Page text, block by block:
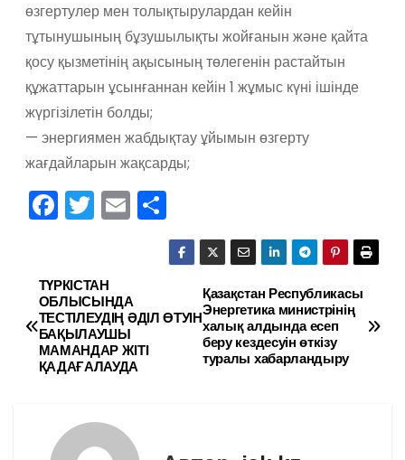
өзгертулер мен толықтырулардан кейін
тұтынушының бұзушылықты жойғанын және қайта
қосу қызметінің ақысының төлегенін растайтын
құжаттарын ұсынғаннан кейін 1 жұмыс күні ішінде
жүргізілетін болды;
— энергиямен жабдықтау ұйымын өзгерту
жағдайларын жақсарды;
F
a
e
b
o
o
T
w
er
E
m
l
О
тп
р
в
Н
а
в
Қазақстан Республикасы
Энергетика министрінің
халық алдында есеп
беру кездесуін өткізу
туралы хабарландыру
ТҮРКІСТАН
ОБЛЫСЫНДА
ТЕСТІЛЕУДІҢ ӘДІЛ ӨТУІН
БАҚЫЛАУШЫ
МАМАНДАР ЖІТІ
ҚАДАҒАЛАУДА